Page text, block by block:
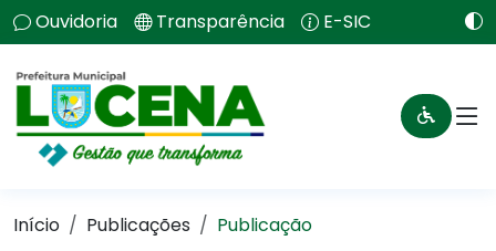
Ouvidoria Transparência E-SIC
Início Publicações Publicação